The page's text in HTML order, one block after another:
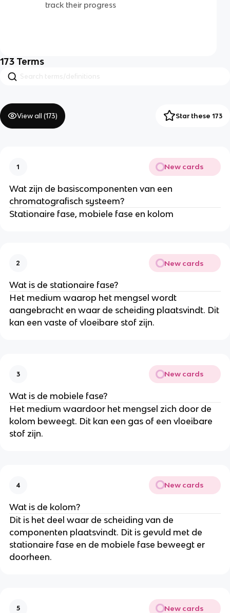
track their progress
173 Terms
View all (173) Star these 173
1 New cards
Wat zijn de basiscomponenten van een
chromatografisch systeem?
Stationaire fase, mobiele fase en kolom
2 New cards
Wat is de stationaire fase?
Het medium waarop het mengsel wordt
aangebracht en waar de scheiding plaatsvindt. Dit
kan een vaste of vloeibare stof zijn.
3 New cards
Wat is de mobiele fase?
Het medium waardoor het mengsel zich door de
kolom beweegt. Dit kan een gas of een vloeibare
stof zijn.
4 New cards
Wat is de kolom?
Dit is het deel waar de scheiding van de
componenten plaatsvindt. Dit is gevuld met de
stationaire fase en de mobiele fase beweegt er
doorheen.
5 New cards